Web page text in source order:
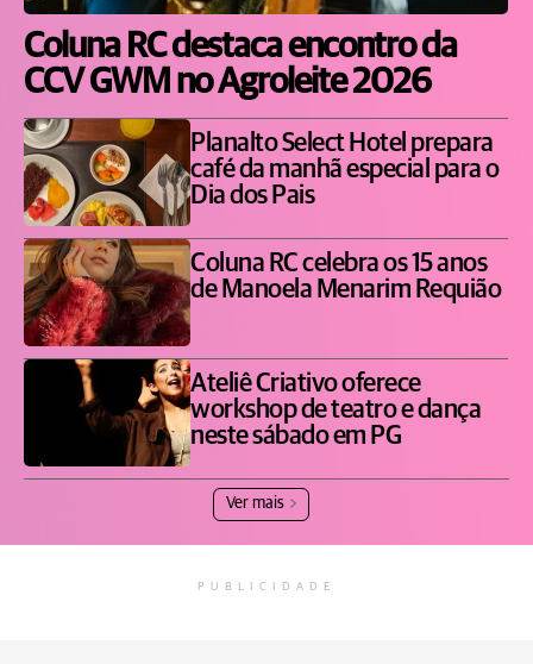
Coluna RC destaca encontro da
CCV GWM no Agroleite 2026
Planalto Select Hotel prepara
café da manhã especial para o
Dia dos Pais
Coluna RC celebra os 15 anos
de Manoela Menarim Requião
Ateliê Criativo oferece
workshop de teatro e dança
neste sábado em PG
Ver mais
PUBLICIDADE